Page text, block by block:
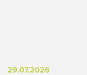
29.07.2026